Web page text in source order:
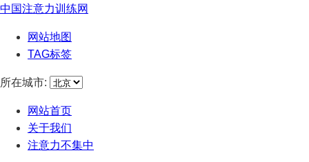
中国注意力训练网
网站地图
TAG标签
所在城市:
网站首页
关于我们
注意力不集中